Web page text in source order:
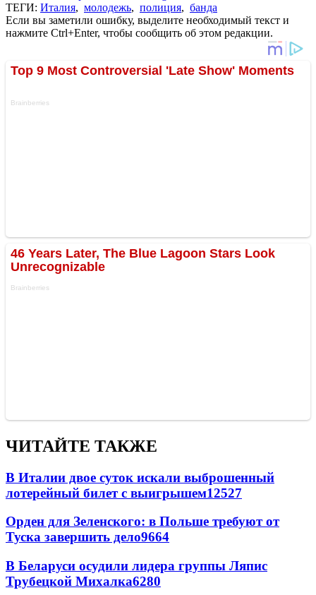
ТЕГИ: Италия, молодежь, полиция, банда
Если вы заметили ошибку, выделите необходимый текст и
нажмите Ctrl+Enter, чтобы сообщить об этом редакции.
ЧИТАЙТЕ ТАКЖЕ
В Италии двое суток искали выброшенный
лотерейный билет с выигрышем12527
Орден для Зеленского: в Польше требуют от
Туска завершить дело9664
В Беларуси осудили лидера группы Ляпис
Трубецкой Михалка6280